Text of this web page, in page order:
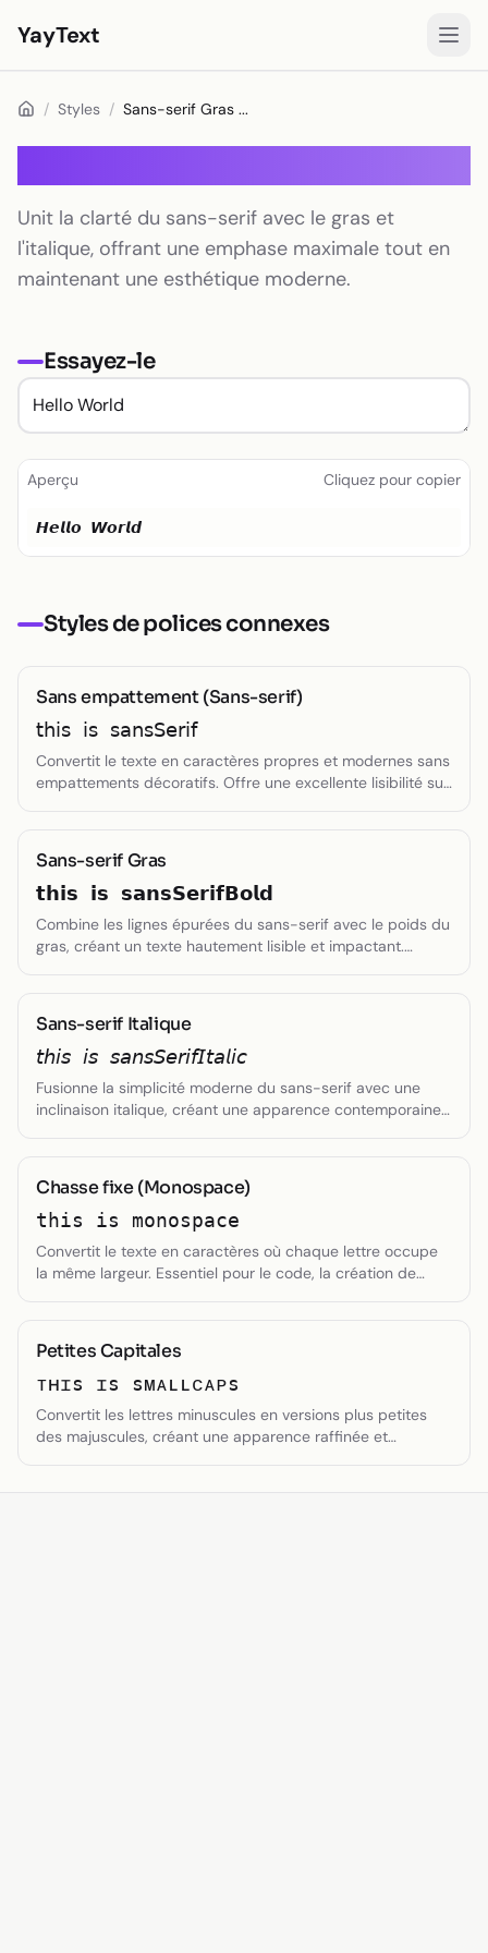
YayText
Styles
Jouer🚀
Polices Instagram
Polices Facebook
Polices TikTok
Texte en gras
Texte cursif
Petit texte
Toggle theme
/ Styles / Sans-serif Gras ...
Unit la clarté du sans-serif avec le gras et
l'italique, offrant une emphase maximale tout en
maintenant une esthétique moderne.
Essayez-le
Aperçu Cliquez pour copier
𝙃𝙚𝙡𝙡𝙤 𝙒𝙤𝙧𝙡𝙙
Styles de polices connexes
Sans empattement (Sans-serif)
𝗍𝗁𝗂𝗌 𝗂𝗌 𝗌𝖺𝗇𝗌𝖲𝖾𝗋𝗂𝖿
Convertit le texte en caractères propres et modernes sans
empattements décoratifs. Offre une excellente lisibilité sur
Sans-serif Gras
𝘁𝗵𝗶𝘀 𝗶𝘀 𝘀𝗮𝗻𝘀𝗦𝗲𝗿𝗶𝗳𝗕𝗼𝗹𝗱
Combine les lignes épurées du sans-serif avec le poids du
gras, créant un texte hautement lisible et impactant.
Sans-serif Italique
𝘵𝘩𝘪𝘴 𝘪𝘴 𝘴𝘢𝘯𝘴𝘚𝘦𝘳𝘪𝘧𝘐𝘵𝘢𝘭𝘪𝘤
Fusionne la simplicité moderne du sans-serif avec une
inclinaison italique, créant une apparence contemporaine
Chasse fixe (Monospace)
𝚝𝚑𝚒𝚜 𝚒𝚜 𝚖𝚘𝚗𝚘𝚜𝚙𝚊𝚌𝚎
Convertit le texte en caractères où chaque lettre occupe
la même largeur. Essentiel pour le code, la création de
Petites Capitales
ᴛʜɪs ɪs sᴍᴀʟʟᴄᴀᴘs
Convertit les lettres minuscules en versions plus petites
des majuscules, créant une apparence raffinée et